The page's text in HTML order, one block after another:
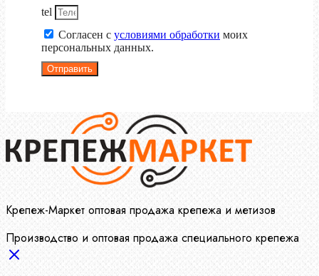
tel
Согласен с условиями обработки моих
персональных данных.
Отправить
Крепеж-Маркет оптовая продажа крепежа и метизов
Производство и оптовая продажа специального крепежа